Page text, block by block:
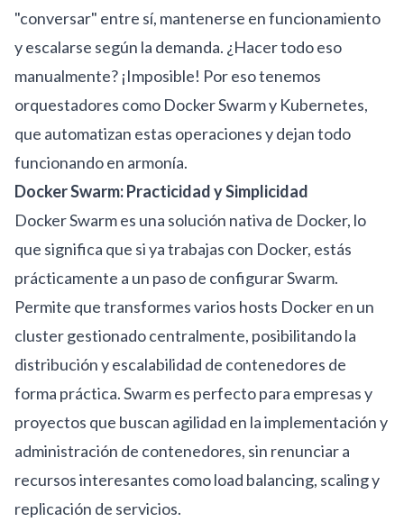
"conversar" entre sí, mantenerse en funcionamiento
y escalarse según la demanda. ¿Hacer todo eso
manualmente? ¡Imposible! Por eso tenemos
orquestadores como Docker Swarm y Kubernetes,
que automatizan estas operaciones y dejan todo
funcionando en armonía.
Docker Swarm: Practicidad y Simplicidad
Docker Swarm es una solución nativa de Docker, lo
que significa que si ya trabajas con Docker, estás
prácticamente a un paso de configurar Swarm.
Permite que transformes varios hosts Docker en un
cluster gestionado centralmente, posibilitando la
distribución y escalabilidad de contenedores de
forma práctica. Swarm es perfecto para empresas y
proyectos que buscan agilidad en la implementación y
administración de contenedores, sin renunciar a
recursos interesantes como load balancing, scaling y
replicación de servicios.